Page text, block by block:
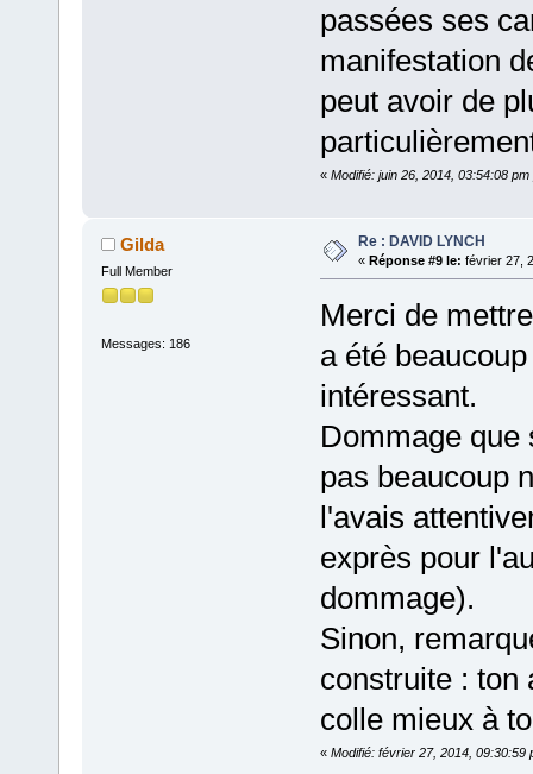
passées ses
manifestation
peut avoir de
« Modifié: juin 26, 2014, 03:54:08
Gilda
Full Member
Messages: 186
Re : DAVID LYNCH
« Réponse #9 le: février 27,
Merci de
a été
intéressant.
Dommage
pas beaucoup
l'avais
exprès pour
dommage).
Sinon,
construite : ton
colle mieux à
« Modifié: février 27, 2014, 09:30:59